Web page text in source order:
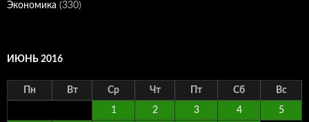
Экономика (330)
ИЮНЬ 2016
Пн Вт Ср Чт Пт Сб Вс
1 2 3 4 5